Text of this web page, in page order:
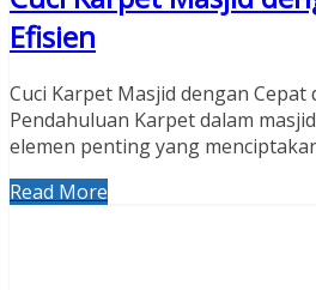
Efisien
Cuci Karpet Masjid dengan Cepat
Pendahuluan Karpet dalam
elemen penting yang
Read More